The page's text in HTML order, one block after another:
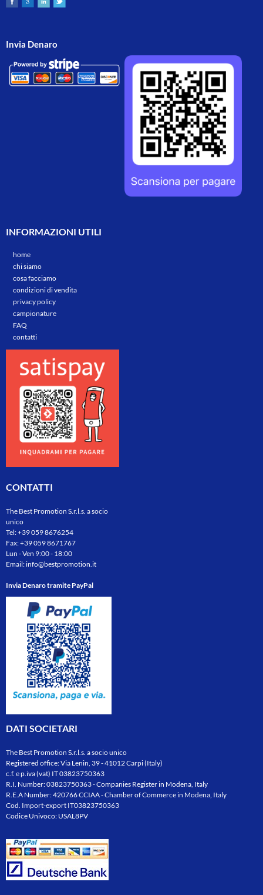
Invia Denaro
INFORMAZIONI UTILI
home
chi siamo
cosa facciamo
condizioni di vendita
privacy policy
campionature
FAQ
contatti
CONTATTI
The Best Promotion S.r.l.s. a socio
unico
Tel:+39 059 8676254
Fax: +39 059 8671767
Lun - Ven 9:00 - 18:00
Email:info@bestpromotion.it
Invia Denaro tramite PayPal
DATI SOCIETARI
The Best Promotion S.r.l.s. a socio unico
Registered office: Via Lenin, 39 - 41012 Carpi (Italy)
c.f. e p.iva (vat) IT 03823750363
R.I. Number: 03823750363 - Companies Register in Modena, Italy
R.E.A Number: 420766 CCIAA - Chamber of Commerce in Modena, Italy
Cod. Import-export IT03823750363
Codice Univoco: USAL8PV